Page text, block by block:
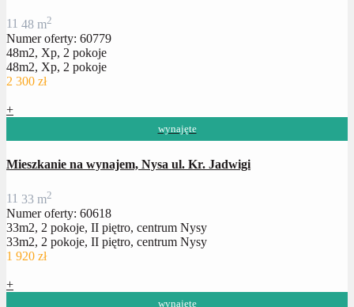
11 48 m2
Numer oferty: 60779
48m2, Xp, 2 pokoje
48m2, Xp, 2 pokoje
2 300 zł
+
wynajęte
Mieszkanie na wynajem, Nysa ul. Kr. Jadwigi
11 33 m2
Numer oferty: 60618
33m2, 2 pokoje, II piętro, centrum Nysy
33m2, 2 pokoje, II piętro, centrum Nysy
1 920 zł
+
wynajęte